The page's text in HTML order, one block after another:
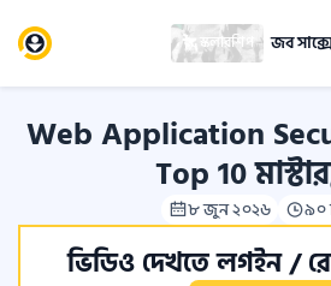
স্কলারশিপ জব
Web Application
Top 10
৮ জুন ২০২৬ ৯০
ভিডিও দেখতে লগইন /